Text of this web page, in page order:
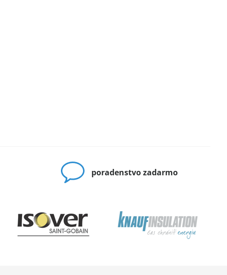
poradenstvo zadarmo